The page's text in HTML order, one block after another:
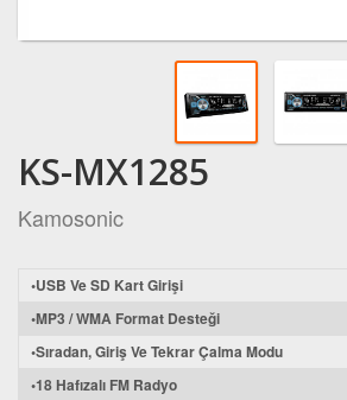
KS-MX1285
Kamosonic
•USB Ve SD Kart Girişi
•MP3 / WMA Format Desteği
•Sıradan, Giriş Ve Tekrar Çalma Modu
•18 Hafızalı FM Radyo